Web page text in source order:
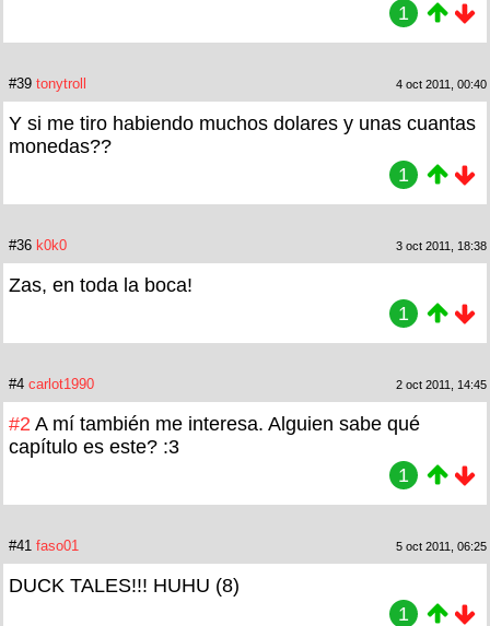
1
#39 tonytroll 4 oct 2011, 00:40
Y si me tiro habiendo muchos dolares y unas cuantas
monedas??
1
#36 k0k0 3 oct 2011, 18:38
Zas, en toda la boca!
1
#4 carlot1990 2 oct 2011, 14:45
#2 A mí también me interesa. Alguien sabe qué
capítulo es este? :3
1
#41 faso01 5 oct 2011, 06:25
DUCK TALES!!! HUHU (8)
1